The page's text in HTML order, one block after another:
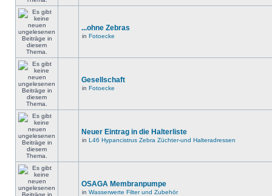
...ohne Zebras
in Fotoecke
Gesellschaft
in Fotoecke
Neuer Eintrag in die Halterliste
in L46 Hypancistrus Zebra Züchter-und Halteradressen
OSAGA Membranpumpe
in Wasserwerte Filter und Zubehör